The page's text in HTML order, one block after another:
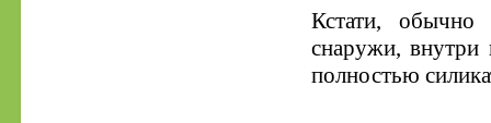
Кстати, обычно
снаружи, внутри
полностью